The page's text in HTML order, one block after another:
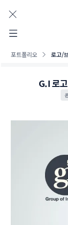
포트폴리오 로고/
G.I 로